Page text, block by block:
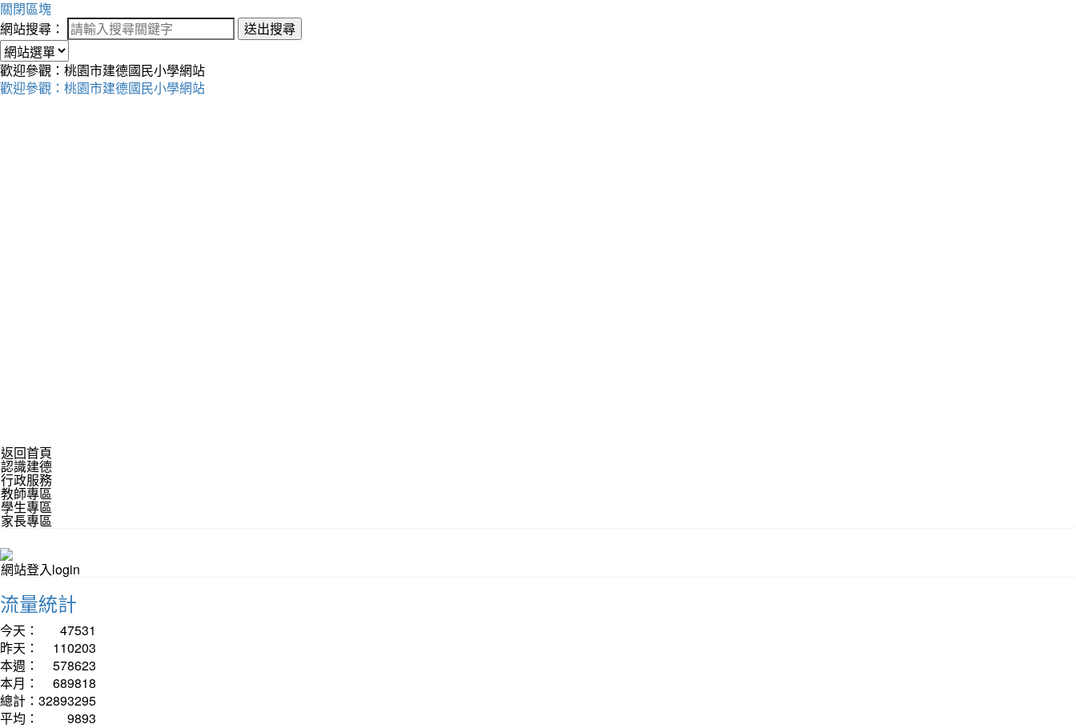
關閉區塊
網站搜尋：
送出搜尋
歡迎參觀：桃園市建德國民小學網站
歡迎參觀：桃園市建德國民小學網站
返回首頁
認識建德
行政服務
教師專區
學生專區
家長專區
網站登入login
流量統計
今天：
47531
昨天：
110203
本週：
578623
本月：
689818
總計： 32893295
平均：
9893